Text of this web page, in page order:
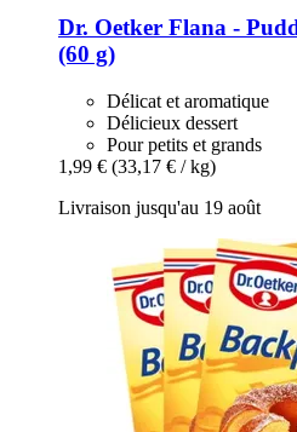
Dr. Oetker Flana -​
(60 g)
Délicat et aromatique
Délicieux dessert
Pour petits et grands
1,99 € (33,17 € / kg)
Livraison jusqu'au 19 août